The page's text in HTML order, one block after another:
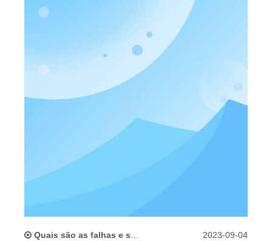
Quais são as falhas e soluções comuns do forno de filme fino de asfalto (RTFO)
2023-09-04